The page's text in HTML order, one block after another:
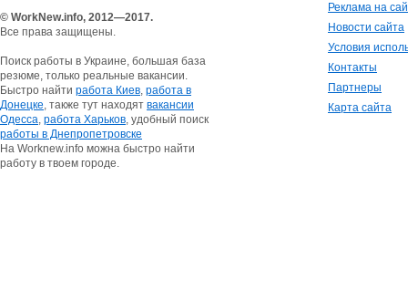
© WorkNew.info, 2012—2017.
Все права защищены.
Поиск работы в Украине, большая база
резюме, только реальные вакансии.
Быстро найти работа Киев, работа в
Донецке, также тут находят вакансии
Одесса, работа Харьков, удобный поиск
работы в Днепропетровске
На Worknew.info можна быстро найти
работу в твоем городе.
Реклама на
Новости сайта
Условия
Контакты
Партнеры
Карта сайта